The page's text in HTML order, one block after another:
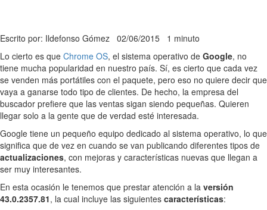
Escrito por: Ildefonso Gómez 02/06/2015 1 minuto
Lo cierto es que Chrome OS, el sistema operativo de Google, no
tiene mucha popularidad en nuestro país. Sí, es cierto que cada vez
se venden más portátiles con el paquete, pero eso no quiere decir que
vaya a ganarse todo tipo de clientes. De hecho, la empresa del
buscador prefiere que las ventas sigan siendo pequeñas. Quieren
llegar solo a la gente que de verdad esté interesada.
Google tiene un pequeño equipo dedicado al sistema operativo, lo que
significa que de vez en cuando se van publicando diferentes tipos de
actualizaciones, con mejoras y características nuevas que llegan a
ser muy interesantes.
En esta ocasión le tenemos que prestar atención a la versión
43.0.2357.81, la cual incluye las siguientes características: